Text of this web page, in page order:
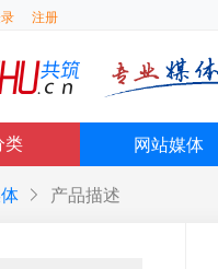
注册
类 网站媒体
产品描述